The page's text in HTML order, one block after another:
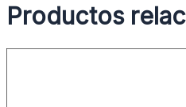
Productos